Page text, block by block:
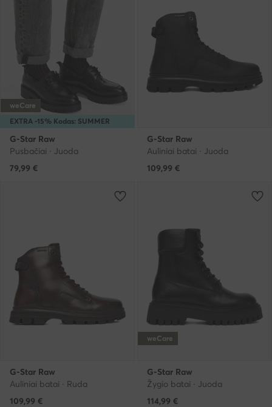
EXTRA -15% Kodas: SUMMER
weCare
G-Star Raw
Pusbačiai · Juoda
79,99 €
G-Star Raw
Auliniai batai · Juoda
109,99 €
G-Star Raw
Auliniai batai · Ruda
109,99 €
weCare
G-Star Raw
Žygio batai · Juoda
114,99 €